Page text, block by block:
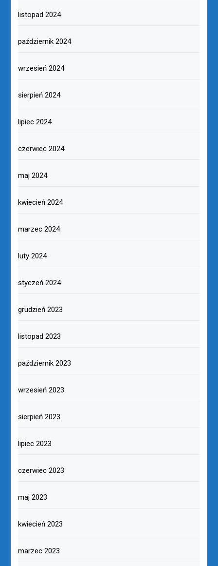
listopad 2024
październik 2024
wrzesień 2024
sierpień 2024
lipiec 2024
czerwiec 2024
maj 2024
kwiecień 2024
marzec 2024
luty 2024
styczeń 2024
grudzień 2023
listopad 2023
październik 2023
wrzesień 2023
sierpień 2023
lipiec 2023
czerwiec 2023
maj 2023
kwiecień 2023
marzec 2023